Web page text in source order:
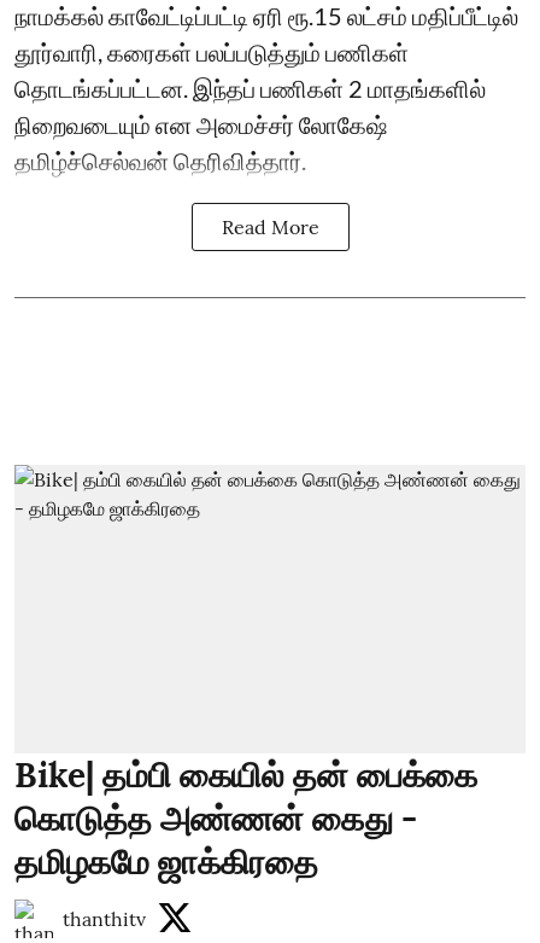
நாமக்கல் காவேட்டிப்பட்டி ஏரி ரூ.15 லட்சம் மதிப்பீட்டில்
தூர்வாரி, கரைகள் பலப்படுத்தும் பணிகள்
தொடங்கப்பட்டன. இந்தப் பணிகள் 2 மாதங்களில்
நிறைவடையும் என அமைச்சர் லோகேஷ்
தமிழ்ச்செல்வன் தெரிவித்தார்.
Read More
Bike| தம்பி கையில் தன் பைக்கை
கொடுத்த அண்ணன் கைது -
தமிழகமே ஜாக்கிரதை
thanthitv